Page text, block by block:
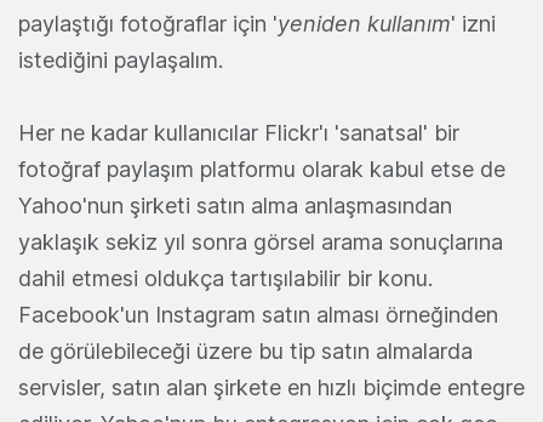
paylaştığı fotoğraflar için 'yeniden kullanım' izni
istediğini paylaşalım.
Her ne kadar kullanıcılar Flickr'ı 'sanatsal' bir
fotoğraf paylaşım platformu olarak kabul etse de
Yahoo'nun şirketi satın alma anlaşmasından
yaklaşık sekiz yıl sonra görsel arama sonuçlarına
dahil etmesi oldukça tartışılabilir bir konu.
Facebook'un Instagram satın alması örneğinden
de görülebileceği üzere bu tip satın almalarda
servisler, satın alan şirkete en hızlı biçimde entegre